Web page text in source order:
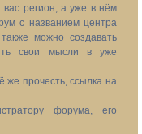
регион, а уже в нём
с названием центра
можно создавать
свои мысли в уже
же прочесть, ссылка на
форума, его